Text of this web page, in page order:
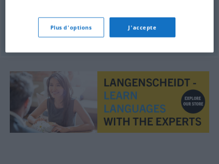
Energieversorgung
Plus d'options J'accepte